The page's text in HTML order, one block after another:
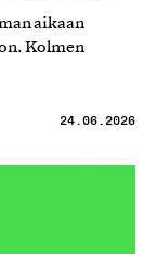
aikaan
Kolmen
24.06.2026